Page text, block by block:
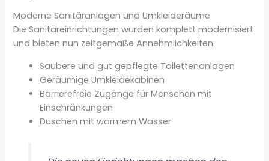
Moderne Sanitäranlagen und Umkleideräume
Die Sanitäreinrichtungen wurden komplett modernisiert
und bieten nun zeitgemäße Annehmlichkeiten:
Saubere und gut gepflegte Toilettenanlagen
Geräumige Umkleidekabinen
Barrierefreie Zugänge für Menschen mit
Einschränkungen
Duschen mit warmem Wasser